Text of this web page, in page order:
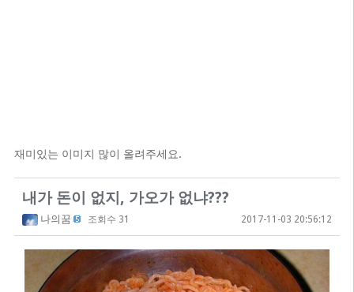
재미있는 이미지 많이 올려주세요.
내가 돈이 없지, 가오가 없냐???
나의꿈 조회수 31 2017-11-03 20:56:12